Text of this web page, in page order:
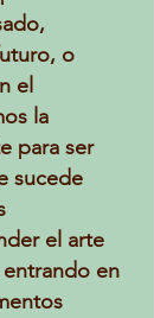
o
el
la
para ser
sucede
el arte
en